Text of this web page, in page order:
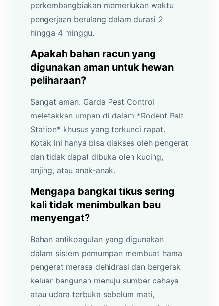
perkembangbiakan memerlukan waktu
pengerjaan berulang dalam durasi 2
hingga 4 minggu.
Apakah bahan racun yang
digunakan aman untuk hewan
peliharaan?
Sangat aman. Garda Pest Control
meletakkan umpan di dalam *Rodent Bait
Station* khusus yang terkunci rapat.
Kotak ini hanya bisa diakses oleh pengerat
dan tidak dapat dibuka oleh kucing,
anjing, atau anak-anak.
Mengapa bangkai tikus sering
kali tidak menimbulkan bau
menyengat?
Bahan antikoagulan yang digunakan
dalam sistem pemumpan membuat hama
pengerat merasa dehidrasi dan bergerak
keluar bangunan menuju sumber cahaya
atau udara terbuka sebelum mati,